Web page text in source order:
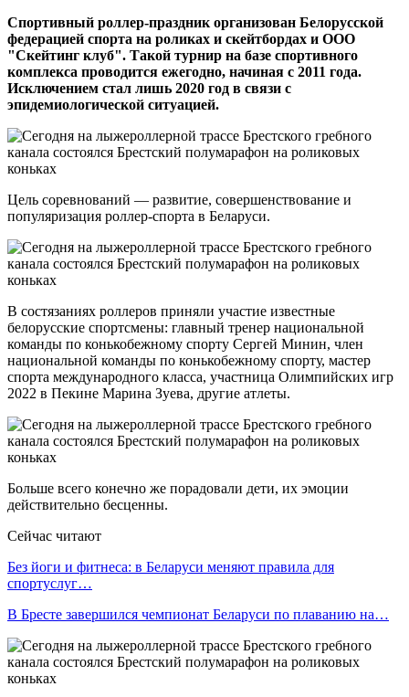
Спортивный роллер-праздник организован Белорусской
федерацией спорта на роликах и скейтбордах и ООО
"Скейтинг клуб". Такой турнир на базе спортивного
комплекса проводится ежегодно, начиная с 2011 года.
Исключением стал лишь 2020 год в связи с
эпидемиологической ситуацией.
Цель соревнований — развитие, совершенствование и
популяризация роллер-спорта в Беларуси.
В состязаниях роллеров приняли участие известные
белорусские спортсмены: главный тренер национальной
команды по конькобежному спорту Сергей Минин, член
национальной команды по конькобежному спорту, мастер
спорта международного класса, участница Олимпийских игр
2022 в Пекине Марина Зуева, другие атлеты.
Больше всего конечно же порадовали дети, их эмоции
действительно бесценны.
Сейчас читают
Без йоги и фитнеса: в Беларуси меняют правила для
спортуслуг…
В Бресте завершился чемпионат Беларуси по плаванию на…